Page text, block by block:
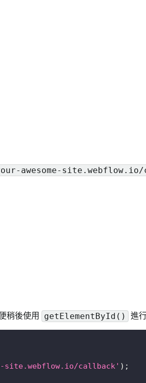
awesome-
稍後使用 getElementById() 進
site.webflow.io/callback' ) ;